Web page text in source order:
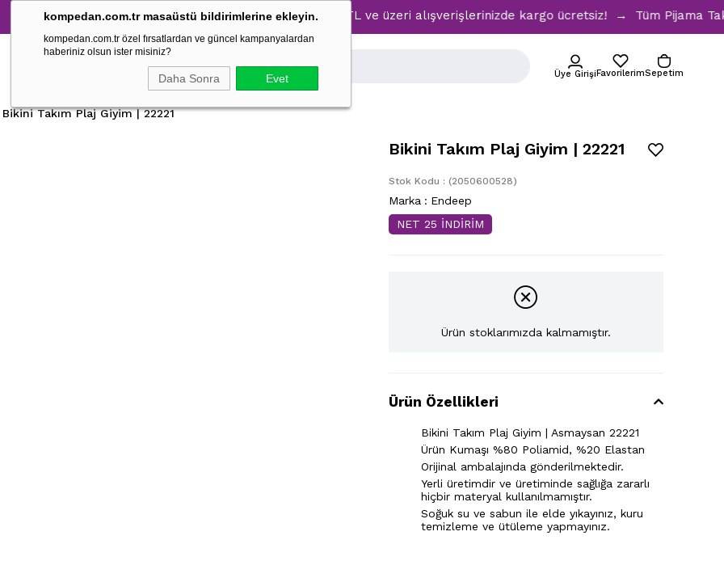
kompedan.com.tr masaüstü bildirimlerine ekleyin.
kompedan.com.tr özel fırsatlardan ve güncel kampanyalardan
haberiniz olsun ister misiniz?
Daha Sonra Evet
Tüm Pijama Takımlarında %30 İndirim → 1500 TL ve üzeri alışverişlerinizde kargo ücretsiz! → Tüm Pijama
Üye GirişiFavorilerimSepetim
Bikini Takım Plaj Giyim | 22221
Bikini Takım Plaj Giyim | 22221
Stok Kodu (2050600528)
Marka : Endeep
NET 25 İNDİRİM
Ürün stoklarımızda kalmamıştır.
Ürün Özellikleri
Bikini Takım Plaj Giyim | Asmaysan 22221
Ürün Kumaşı %80 Poliamid, %20 Elastan
Orijinal ambalajında gönderilmektedir.
Yerli üretimdir ve üretiminde sağlığa zararlı
hiçbir materyal kullanılmamıştır.
Soğuk su ve sabun ile elde yıkayınız, kuru
temizleme ve ütüleme yapmayınız.